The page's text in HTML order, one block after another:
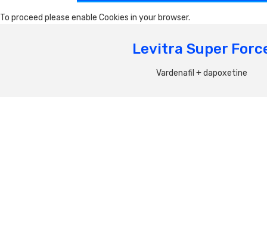
To proceed please enable Cookies in your browser.
Levitra Super
Vardenafil + dapoxetine